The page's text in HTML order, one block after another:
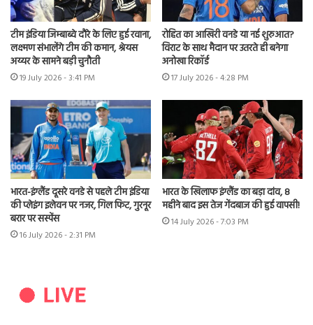
टीम इंडिया जिम्बाब्वे दौरे के लिए हुई रवाना,
लक्ष्मण संभालेंगे टीम की कमान, श्रेयस
अय्यर के सामने बड़ी चुनौती
19 July 2026 - 3:41 PM
रोहित का आखिरी वनडे या नई शुरुआत?
विराट के साथ मैदान पर उतरते ही बनेगा
अनोखा रिकॉर्ड
17 July 2026 - 4:28 PM
भारत-इंग्लैंड दूसरे वनडे से पहले टीम इंडिया
की प्लेइंग इलेवन पर नजर, गिल फिट, गुरनूर
बरार पर सस्पेंस
16 July 2026 - 2:31 PM
भारत के खिलाफ इंग्लैंड का बड़ा दांव, 8
महीने बाद इस तेज गेंदबाज की हुई वापसी!
14 July 2026 - 7:03 PM